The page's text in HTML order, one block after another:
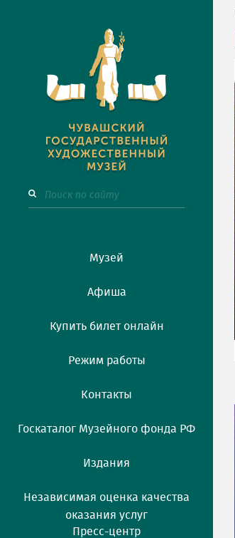
Музей
Афиша
Купить билет онлайн
Режим работы
Контакты
Госкаталог Музейного фонда РФ
Издания
Независимая оценка качества
оказания услуг
Пресс-центр